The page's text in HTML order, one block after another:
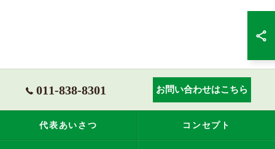
011-838-8301 お問い合わせはこちら
代表あいさつ コンセプト